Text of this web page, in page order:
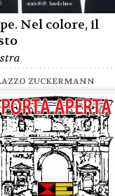
Nel colore, il
ZUCKERMANN